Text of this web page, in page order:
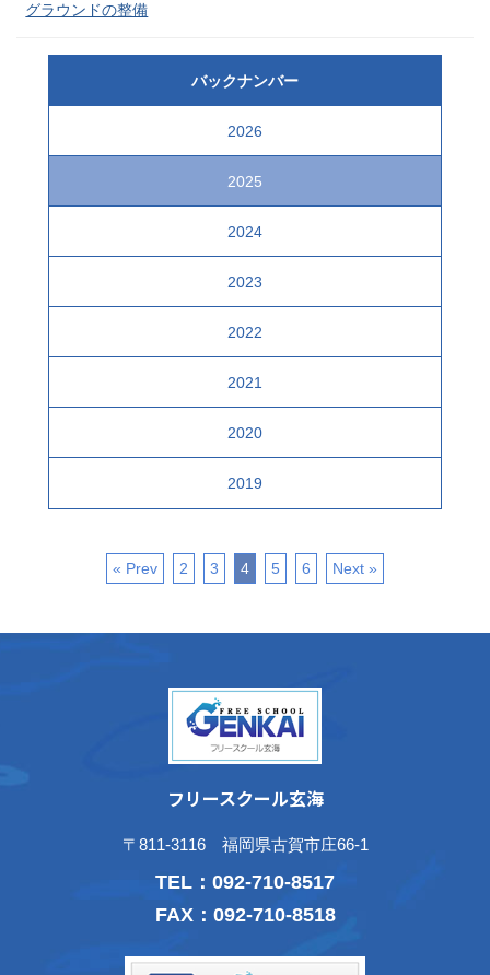
グラウンドの整備
バックナンバー
2026
2025
2024
2023
2022
2021
2020
2019
« Prev 2 3 4 5 6 Next »
フリースクール玄海
〒811-3116 福岡県古賀市庄66-1
TEL： 092-710-8517
FAX：092-710-8518